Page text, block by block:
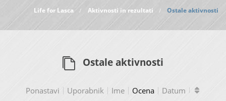
Life for Lasca / Aktivnosti in rezultati / Ostale aktivnosti
Ostale aktivnosti
Ponastavi Uporabnik Ime Ocena Datum